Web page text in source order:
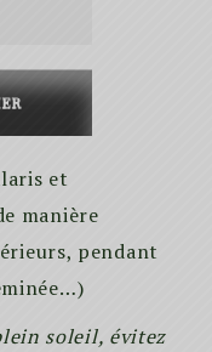
et
manière
pendant
soleil, évitez